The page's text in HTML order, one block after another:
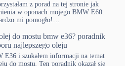
z porad na tej stronie jak
w oponach mojego BMW E60.
mi pomogło!…
do mostu bmw e36? poradnik
najlepszego oleju
E36 i szukałem informacji na temat
do mostu. Ten poradnik okazał się